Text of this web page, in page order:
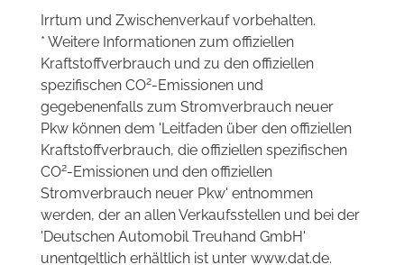
Irrtum und Zwischenverkauf vorbehalten.
* Weitere Informationen zum offiziellen
Kraftstoffverbrauch und zu den offiziellen
spezifischen CO2-Emissionen und
gegebenenfalls zum Stromverbrauch neuer
Pkw können dem 'Leitfaden über den offiziellen
Kraftstoffverbrauch, die offiziellen spezifischen
CO2-Emissionen und den offiziellen
Stromverbrauch neuer Pkw' entnommen
werden, der an allen Verkaufsstellen und bei der
'Deutschen Automobil Treuhand GmbH'
unentgeltlich erhältlich ist unter www.dat.de.